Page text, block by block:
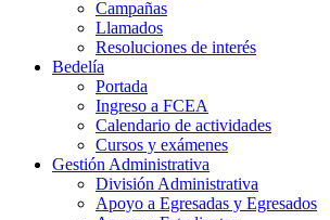
Campañas
Llamados
Resoluciones de interés
Bedelía
Portada
Ingreso a FCEA
Calendario de actividades
Cursos y exámenes
Gestión Administrativa
División Administrativa
Apoyo a Egresadas y Egresados